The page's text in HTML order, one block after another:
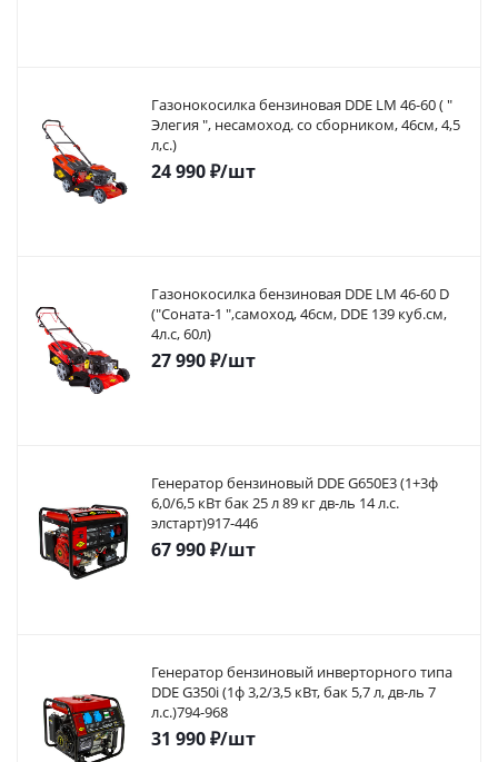
Газонокосилка бензиновая DDE LM 46-60 ( "
Элегия ", несамоход. со сборником, 46см, 4,5
л,с.)
24 990₽/шт
Газонокосилка бензиновая DDE LM 46-60 D
("Соната-1 ",самоход, 46cм, DDE 139 куб.см,
4л.с, 60л)
27 990₽/шт
Генератор бензиновый DDE G650E3 (1+3ф
6,0/6,5 кВт бак 25 л 89 кг дв-ль 14 л.с.
элстарт)917-446
67 990₽/шт
Генератор бензиновый инверторного типа
DDE G350i (1ф 3,2/3,5 кВт, бак 5,7 л, дв-ль 7
л.с.)794-968
31 990₽/шт